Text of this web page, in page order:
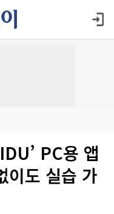
PC용 앱
도 실습 가